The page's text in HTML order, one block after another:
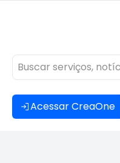
Acessar CreaOne